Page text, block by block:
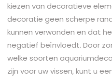
kiezen van decoratieve
decoratie geen scherpe
kunnen verwonden en dat
negatief beïnvloedt. Door
welke soorten
zijn voor uw vissen, kunt u